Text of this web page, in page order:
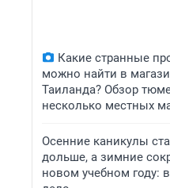
Какие странные
можно найти в
Таиланда? Обзор
несколько местных
Осенние каникулы
дольше, а зимние
новом учебном году: